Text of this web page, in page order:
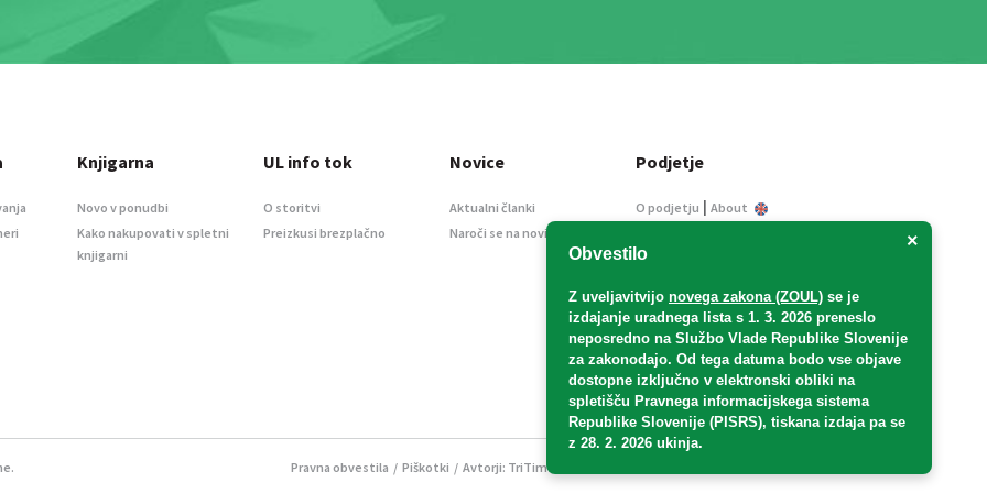
×
Obvestilo
Z uveljavitvijo novega zakona (ZOUL) se je
izdajanje uradnega lista s 1. 3. 2026 preneslo
neposredno na Službo Vlade Republike Slovenije
za zakonodajo. Od tega datuma bodo vse objave
dostopne izključno v elektronski obliki na
spletišču Pravnega informacijskega sistema
Republike Slovenije (PISRS), tiskana izdaja pa se
z 28. 2. 2026 ukinja.
Knjigarna
Novo v ponudbi
Kako nakupovati v spletni
knjigarni
UL info tok
O storitvi
Preizkusi brezplačno
Novice
Aktualni članki
Naroči se na novice
Podjetje
O podjetju | About
Informacije javnega
Oglaševanje
Splošni pogoji
Izjava o varstvu osebnih
podatkov
E-dražbe
Pravna obvestila / Piškotki / Avtorji: TriTim spletna agencija